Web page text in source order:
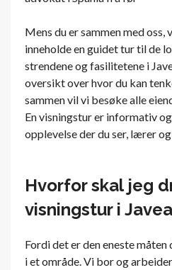
Mens du er sammen med oss,
inneholde en guidet tur til de
strendene og fasilitetene i
oversikt over hvor du kan
sammen vil vi besøke alle
En visningstur er informativ
opplevelse der du ser, lærer
Hvorfor skal jeg
visningstur i
Fordi det er den eneste
i et område. Vi bor og